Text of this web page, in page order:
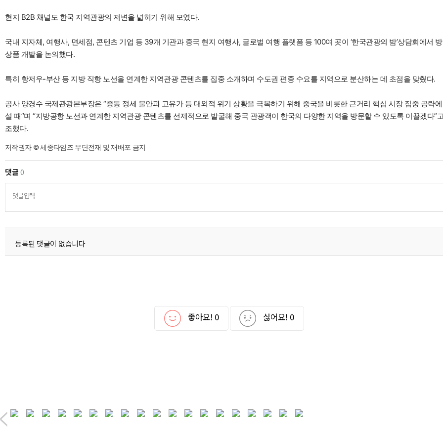
현지 B2B 채널도 한국 지역관광의 저변을 넓히기 위해 모였다.
국내 지자체, 여행사, 면세점, 콘텐츠 기업 등 39개 기관과 중국 현지 여행사, 글로벌 여행 플랫폼 등 100여 곳이 ‘한국관광의 밤’상담회에서
상품 개발을 논의했다.
특히 항저우-부산 등 지방 직항 노선을 연계한 지역관광 콘텐츠를 집중 소개하며 수도권 편중 수요를 지역으로 분산하는 데 초점을 맞췄다.
공사 양경수 국제관광본부장은 “중동 정세 불안과 고유가 등 대외적 위기 상황을 극복하기 위해 중국을 비롯한 근거리 핵심 시장 집중 공략
설 때”며 “지방공항 노선과 연계한 지역관광 콘텐츠를 선제적으로 발굴해 중국 관광객이 한국의 다양한 지역을 방문할 수 있도록 이끌겠다”
조했다.
저작권자 © 세종타임즈 무단전재 및 재배포 금지
댓글0
댓글입력
등록된 댓글이 없습니다
좋아요! 0 싫어요! 0